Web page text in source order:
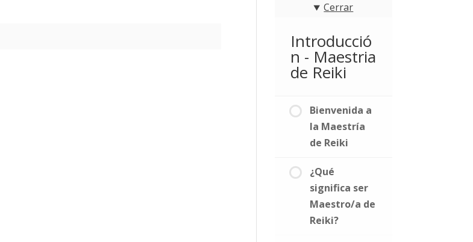
Cerrar
Introducció
n - Maestria
de Reiki
Bienvenida a
la Maestría
de Reiki
¿Qué
significa ser
Maestro/a de
Reiki?